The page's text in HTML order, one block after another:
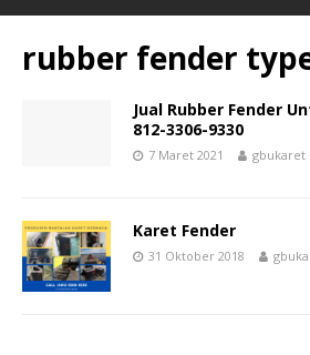
rubber fender
Jual Rubber Fender
812-3306-9330
7 Maret 2021 gbukaret
Karet Fender
31 Oktober 2018